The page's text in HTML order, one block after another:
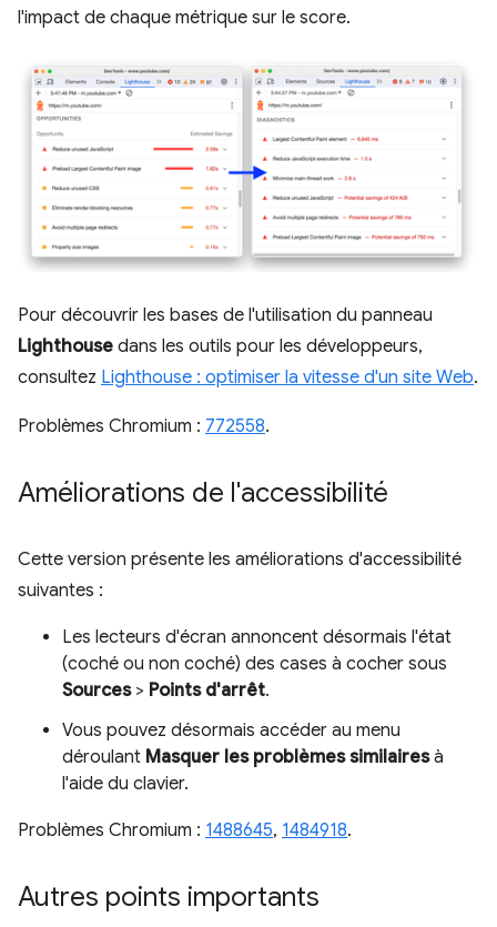
l'impact de chaque métrique sur le score.
Pour découvrir les bases de l'utilisation du panneau
Lighthouse dans les outils pour les développeurs,
consultez Lighthouse : optimiser la vitesse d'un site Web.
Problèmes Chromium : 772558.
Améliorations de l'accessibilité
Cette version présente les améliorations d'accessibilité
suivantes :
Les lecteurs d'écran annoncent désormais l'état
(coché ou non coché) des cases à cocher sous
Sources> Points d'arrêt.
Vous pouvez désormais accéder au menu
déroulant Masquer les problèmes similairesà
l'aide du clavier.
Problèmes Chromium : 1488645, 1484918.
Autres points importants